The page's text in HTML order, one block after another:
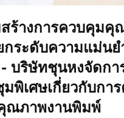
สร้างการควบคุมคุ
กระดับความแม่นย
บริษัทชุนหงจัดกา
พิเศษเกี่ยวกับกา
ณภาพงานพิมพ์